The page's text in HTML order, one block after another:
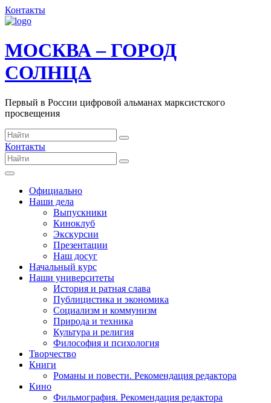
Контакты
МОСКВА – ГОРОД
СОЛНЦА
Первый в России цифровой альманах марксистского
просвещения
Контакты
Официально
Наши дела
Выпускники
Киноклуб
Экскурсии
Презентации
Наш досуг
Начальный курс
Наши университеты
История и ратная слава
Публицистика и экономика
Социализм и коммунизм
Природа и техника
Культура и религия
Философия и психология
Творчество
Книги
Романы и повести. Рекомендация редактора
Кино
Фильмография. Рекомендация редактора